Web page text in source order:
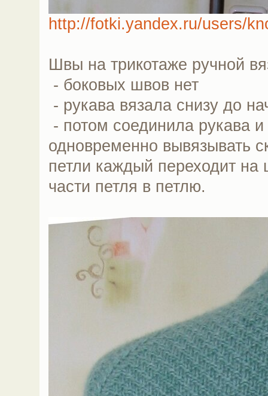
http://fotki.yandex.ru/users/
Швы на трикотаже ручной
- боковых швов нет
- рукава вязала снизу до
- потом соединила рукава
одновременно вывязывать
петли каждый переходит
части петля в петлю.